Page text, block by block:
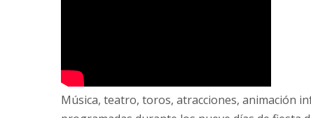
Música, teatro, toros, atracciones, animación